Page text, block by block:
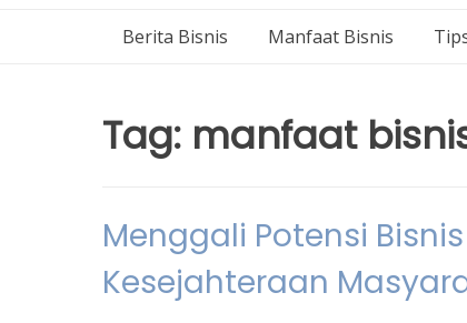
Berita Bisnis Manfaat Bisnis
Tag: manfaat
Menggali Potensi
Kesejahteraan